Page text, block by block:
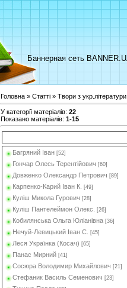
Баннерная сеть
Головна » Статті » Твори з укр.літератури
У категорії матеріалів: 22
Показано матеріалів: 1-15
Багряний Іван [52]
Гончар Олесь Терентійович [60]
Довженко Олександр Петрович [89]
Карпенко-Карий Іван К. [49]
Куліш Микола Гурович [28]
Куліш Пантелеймон Олекс. [26]
Кобилянська Ольга Юліанівна [36]
Нечуй-Левицький Іван С. [45]
Леся Українка (Косач) [65]
Панас Мирний [41]
Сосюра Володимир Михайлович [21]
Стефаник Василь Семенович [23]